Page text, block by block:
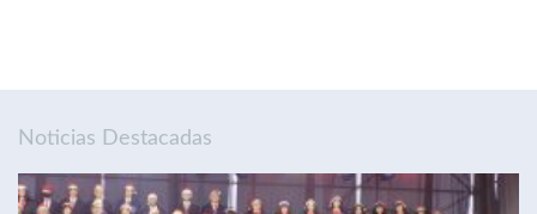
Noticias Destacadas